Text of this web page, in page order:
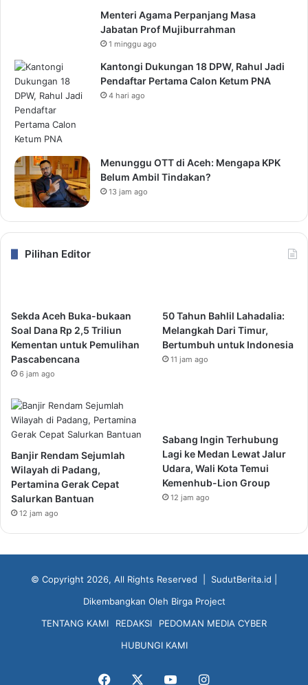
Menteri Agama Perpanjang Masa
Jabatan Prof Mujiburrahman
1 minggu ago
Kantongi Dukungan 18 DPW, Rahul Jadi
Pendaftar Pertama Calon Ketum PNA
4 hari ago
Menunggu OTT di Aceh: Mengapa KPK
Belum Ambil Tindakan?
13 jam ago
Pilihan Editor
Sekda Aceh Buka-bukaan
Soal Dana Rp 2,5 Triliun
Kementan untuk Pemulihan
Pascabencana
6 jam ago
50 Tahun Bahlil Lahadalia:
Melangkah Dari Timur,
Bertumbuh untuk Indonesia
11 jam ago
Banjir Rendam Sejumlah
Wilayah di Padang,
Pertamina Gerak Cepat
Salurkan Bantuan
12 jam ago
Sabang Ingin Terhubung
Lagi ke Medan Lewat Jalur
Udara, Wali Kota Temui
Kemenhub-Lion Group
12 jam ago
© Copyright 2026, All Rights Reserved | SudutBerita.id
Dikembangkan Oleh Birga Project
TENTANG KAMI
REDAKSI
PEDOMAN MEDIA CYBER
HUBUNGI KAMI
Facebook YouTubeInstagram